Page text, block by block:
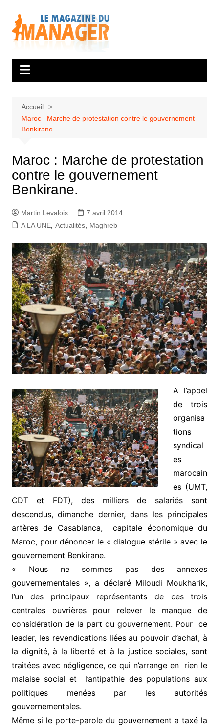
contenu
Accueil
Maroc : Marche de protestation contre le gouvernement
Benkirane.
Maroc : Marche de protestation
contre le gouvernement
Benkirane.
Martin Levalois
7 avril 2014
A LA UNE, Actualités, Maghreb
A l’appel
de trois
organisa
tions
syndical
es
marocain
es (UMT,
CDT et FDT), des milliers de salariés sont
descendus, dimanche dernier, dans les principales
artères de Casablanca, capitale économique du
Maroc, pour dénoncer le « dialogue stérile » avec le
gouvernement Benkirane.
« Nous ne sommes pas des annexes
gouvernementales », a déclaré Miloudi Moukharik,
l’un des principaux représentants de ces trois
centrales ouvrières pour relever le manque de
considération de la part du gouvernement. Pour ce
leader, les revendications liées au pouvoir d’achat, à
la dignité, à la liberté et à la justice sociales, sont
traitées avec négligence, ce qui n’arrange en rien le
malaise social et l’antipathie des populations aux
politiques menées par les autorités
gouvernementales.
Même si le porte-parole du gouvernement a taxé la